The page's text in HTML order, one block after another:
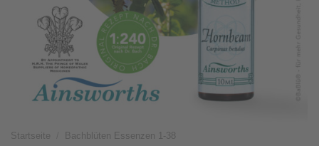
Startseite Bachblüten Essenzen 1-38